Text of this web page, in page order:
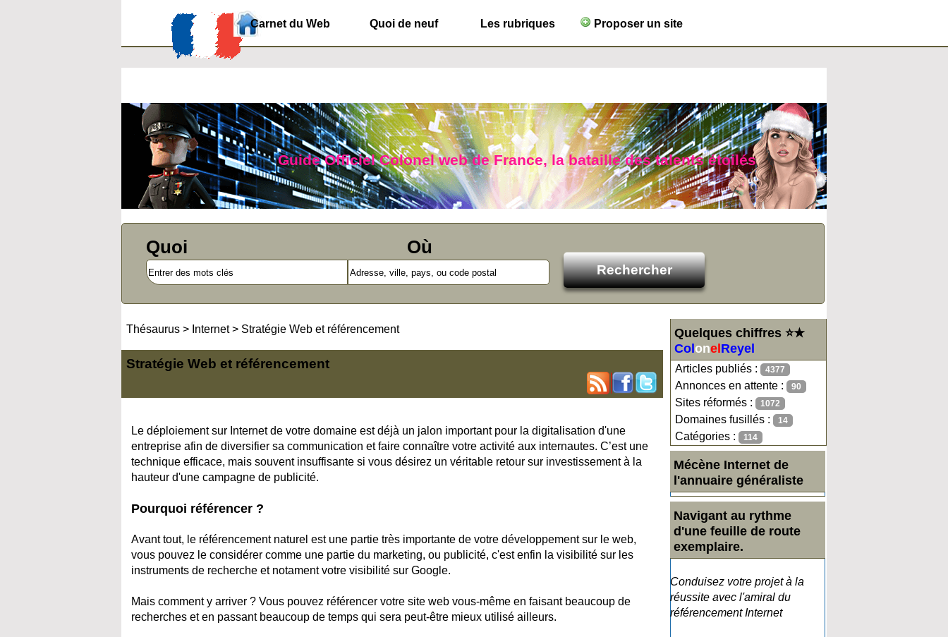
Carnet du Web Quoi de neuf Les rubriques Proposer un site
Guide Officiel Colonel web de France, la bataille des talents étoilés
Quoi Où
Quelques chiffres ⭐★
Col onel Reyel
Articles publiés : 4377
Annonces en attente : 90
Sites réformés : 1072
Domaines fusillés : 14
Catégories : 114
Mécène Internet de
l'annuaire généraliste
Navigant au rythme
d'une feuille de route
exemplaire.
Conduisez votre projet à la
réussite avec l'amiral du
référencement Internet
Thésaurus > Internet> Stratégie Web et référencement
Stratégie Web et référencement
Le déploiement sur Internet de votre domaine est déjà un jalon important pour la digitalisation d'une
entreprise afin de diversifier sa communication et faire connaître votre activité aux internautes. C’est une
technique efficace, mais souvent insuffisante si vous désirez un véritable retour sur investissement à la
hauteur d'une campagne de publicité.
Pourquoi référencer ?
Avant tout, le référencement naturel est une partie très importante de votre développementsur le web,
vous pouvez le considérer comme une partie du marketing, ou publicité, c'est enfin la visibilité sur les
instruments de recherche et notament votre visibilité sur Google.
Mais comment y arriver ? Vous pouvez référencer votre site web vous-même en faisant beaucoup de
recherches et en passant beaucoup de temps qui sera peut-être mieux utilisé ailleurs.